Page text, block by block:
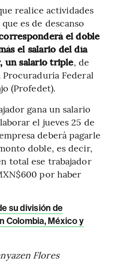
realice actividades
es de descanso
el doble
el salario del día
un salario triple, de
Federal
(Profedet).
gana un salario
el jueves 25 de
deberá pagarle
doble, es decir,
total ese trabajador
por haber
su división de
Colombia, México y
Flores